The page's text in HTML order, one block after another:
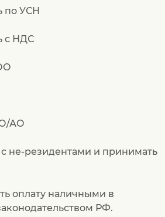
по УСН
с НДС
АО
не-резидентами и принимать
оплату наличными в
РФ.